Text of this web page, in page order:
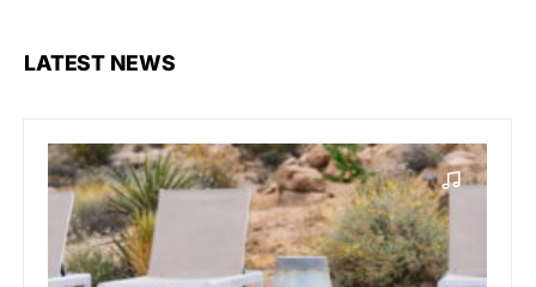
LATEST NEWS